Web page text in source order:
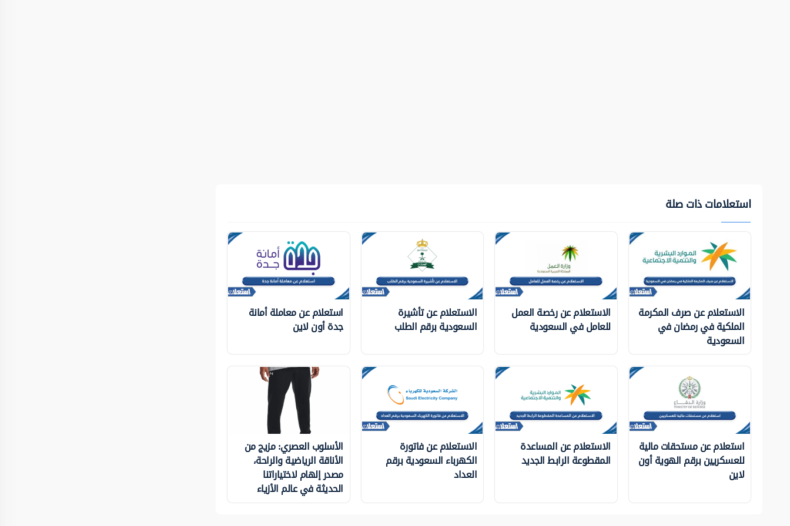
استعلامات ذات صلة
الاستعلام عن صرف المكرمة
الملكية في رمضان في
السعودية
الاستعلام عن رخصة العمل
للعامل في السعودية
الاستعلام عن تأشيرة
السعودية برقم الطلب
استعلام عن معاملة أمانة
جدة أون لاين
استعلام عن مستحقات مالية
للعسكريين برقم الهوية أون
لاين
الاستعلام عن المساعدة
المقطوعة الرابط الجديد
الاستعلام عن فاتورة
الكهرباء السعودية برقم
العداد
الأسلوب العصري: مزيج من
الأناقة الرياضية والراحة،
مصدر إلهام لاختياراتنا
الحديثة في عالم الأزياء